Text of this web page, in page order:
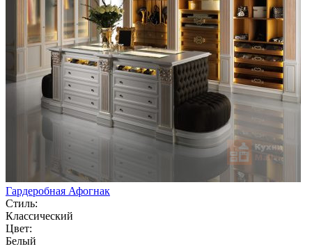
Гардеробная Афогнак
Стиль:
Классический
Цвет:
Белый